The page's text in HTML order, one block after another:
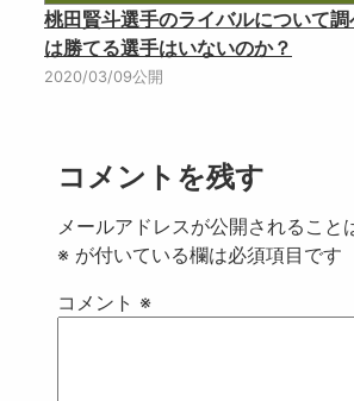
桃田賢斗選手のライバルについて
は勝てる選手はいないのか？
2020/03/09公開
コメントを残す
メールアドレスが公開されること
※ が付いている欄は必須項目です
コメント ※